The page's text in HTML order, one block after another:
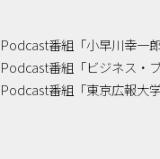
Podcast番組「小早川幸一
Podcast番組「ビジネス・
Podcast番組「東京広報大学